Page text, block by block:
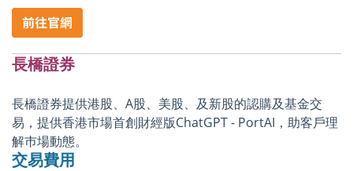
長橋證券
長橋證券提供港股、A股、美股、及新股的認購及基金交
易，提供香港市場首創財經版ChatGPT - PortAI，助客戶理
解巿場動態。
交易費用